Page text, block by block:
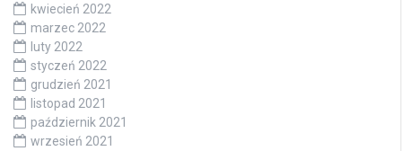
kwiecień 2022
marzec 2022
luty 2022
styczeń 2022
grudzień 2021
listopad 2021
październik 2021
wrzesień 2021